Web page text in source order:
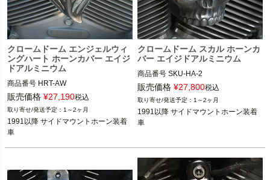
クロームドーム エンジェルウィ
ングハート ホーンカバー エイジ
ドアルミニウム
商品番号 HRT-AW
1991以降 サイドマウントホーン装着
CHROME DOME(クローム ドーム)
販売価格 ¥27,190税込
1～2ヶ月
1991以降 サイドマウントホーン装着
車
クロームドーム スカル ホーンカ
バー エイジドアルミニウム
商品番号 SKU-HA-2
1991以降 サイドマウントホーン装着
CHROME DOME(クローム ドーム)
販売価格 ¥27,800税込
1～2ヶ月
1991以降 サイドマウントホーン装着
車